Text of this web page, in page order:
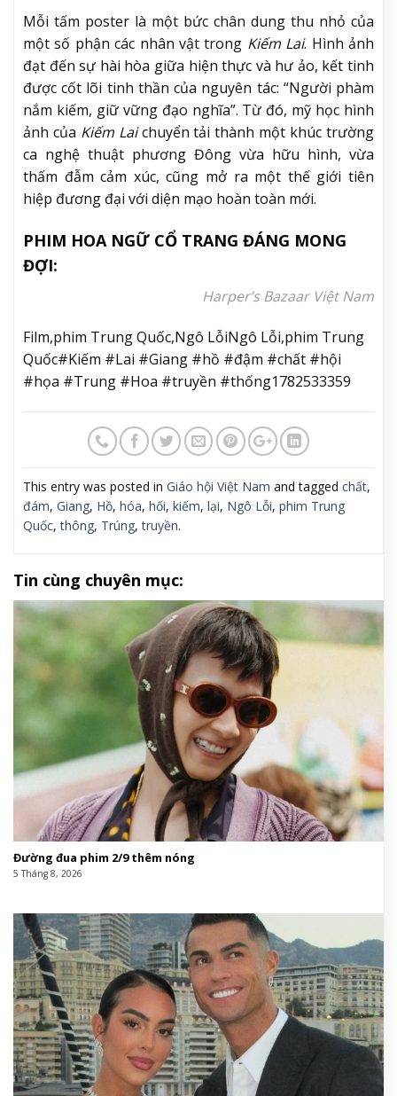
Mỗi tấm poster là một bức chân dung thu nhỏ của
một số phận các nhân vật trong Kiếm Lai. Hình ảnh
đạt đến sự hài hòa giữa hiện thực và hư ảo, kết tinh
được cốt lõi tinh thần của nguyên tác: “Người phàm
nắm kiếm, giữ vững đạo nghĩa”. Từ đó, mỹ học hình
ảnh của Kiếm Laichuyển tải thành một khúc trường
ca nghệ thuật phương Đông vừa hữu hình, vừa
thấm đẫm cảm xúc, cũng mở ra một thế giới tiên
hiệp đương đại với diện mạo hoàn toàn mới.
PHIM HOA NGỮ CỔ TRANG ĐÁNG MONG
ĐỢI:
Harper’s Bazaar Việt Nam
Film,phim Trung Quốc,Ngô LỗiNgô Lỗi,phim Trung
Quốc#Kiếm #Lai #Giang #hồ #đậm #chất #hội
#họa #Trung #Hoa #truyền #thống1782533359
This entry was posted in Giáo hội Việt Nam and tagged chất,
đám, Giang, Hồ, hóa, hối, kiếm, lại, Ngô Lỗi, phim Trung
Quốc,thông, Trúng,truyền.
Tin cùng chuyên mục:
Đường đua phim 2/9 thêm nóng
5 Tháng 8, 2026